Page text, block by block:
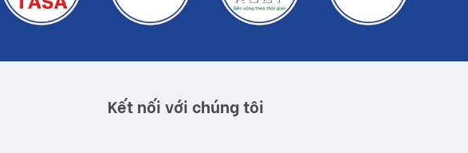
Kết nối với chúng tôi